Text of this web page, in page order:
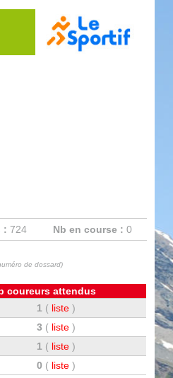
: 724 Nb en course : 0
de dossard)
coureurs attendus
1 ( liste)
3 ( liste)
1 ( liste)
0 ( liste)